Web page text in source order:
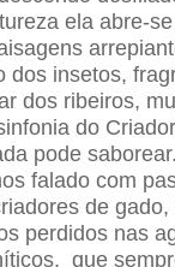
ela abre-
dos insetos,
dos ribeiros,
do
pode
falado com
de
perdidos nas
que